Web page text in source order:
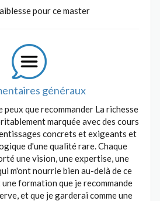
pour ce master
généraux
que recommander La richesse
marquée avec des cours
concrets et exigeants et
d'une qualité rare. Chaque
une vision, une expertise, une
m'ont nourrie bien au-delà de ce
une formation que je recommande
et que je garderai comme une